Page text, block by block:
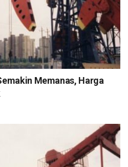
Memanas, Harga